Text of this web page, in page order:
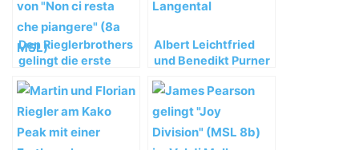
Den Rieglerbrothers
gelingt die erste
von „Non ci resta che
piangere“ (8a MSL)
Albert Leichtfried
und Benedikt Purner
Geige“ (WI7) im
Langental